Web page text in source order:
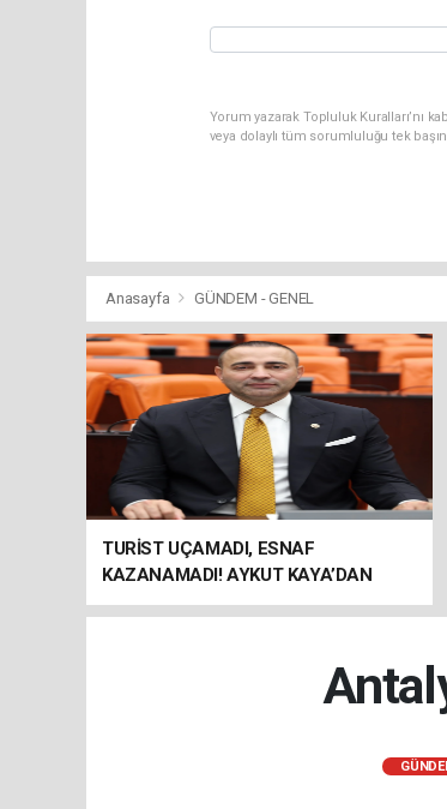
Yorum yazarak Topluluk Kuralları’nı
veya dolaylı tüm sorumluluğu tek
Anasayfa GÜNDEM - GENEL
TURİST UÇAMADI, ESNAF
KAZANAMADI! AYKUT KAYA’DAN
"BAGAJ HAKKI" ÇAĞRISI